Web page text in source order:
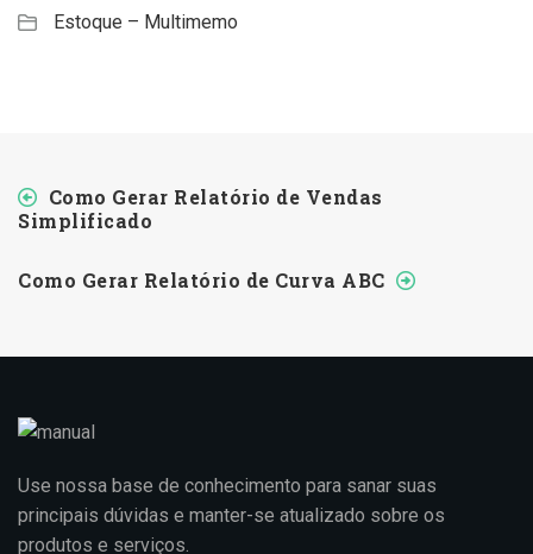
Estoque – Multimemo
Como Gerar Relatório de Vendas
Simplificado
Como Gerar Relatório de Curva ABC
Use nossa base de conhecimento para sanar suas
principais dúvidas e manter-se atualizado sobre os
produtos e serviços.